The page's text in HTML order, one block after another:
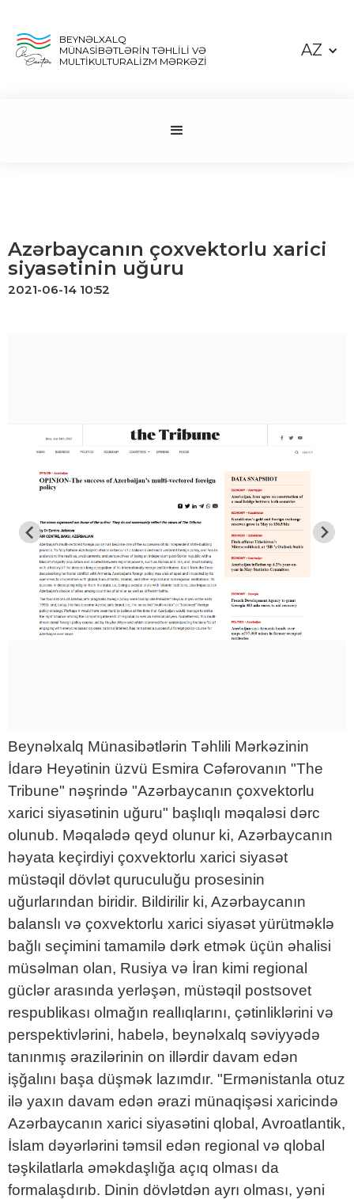
BEYNƏLXALQ
MÜNASİBƏTLƏRİN TƏHLİLİ VƏ
MULTİKULTURALİZM MƏRKƏZİ
AZ
Azərbaycanın çoxvektorlu xarici
siyasətinin uğuru
2021-06-14 10:52
Beynəlxalq Münasibətlərin Təhlili Mərkəzinin
İdarə Heyətinin üzvü Esmira Cəfərovanın "The
Tribune" nəşrində "Azərbaycanın çoxvektorlu
xarici siyasətinin uğuru" başlıqlı məqaləsi dərc
olunub. Məqalədə qeyd olunur ki, Azərbaycanın
həyata keçirdiyi çoxvektorlu xarici siyasət
müstəqil dövlət quruculuğu prosesinin
uğurlarından biridir. Bildirilir ki, Azərbaycanın
balanslı və çoxvektorlu xarici siyasət yürütməklə
bağlı seçimini tamamilə dərk etmək üçün əhalisi
müsəlman olan, Rusiya və İran kimi regional
güclər arasında yerləşən, müstəqil postsovet
respublikası olmağın reallıqlarını, çətinliklərini və
perspektivlərini, habelə, beynəlxalq səviyyədə
tanınmış ərazilərinin on illərdir davam edən
işğalını başa düşmək lazımdır. "Ermənistanla otuz
ilə yaxın davam edən ərazi münaqişəsi xaricində
Azərbaycanın xarici siyasətini qlobal, Avroatlantik,
İslam dəyərlərini təmsil edən regional və qlobal
təşkilatlarla əməkdaşlığa açıq olması da
formalaşdırıb. Dinin dövlətdən ayrı olması, yəni